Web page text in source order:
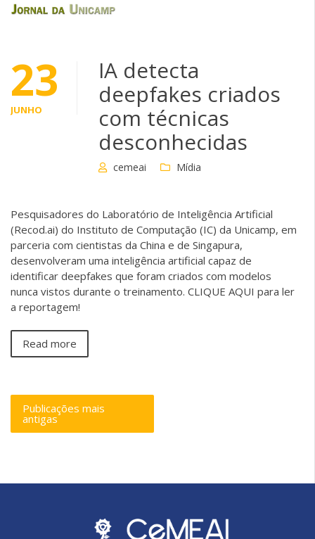
23
JUNHO
IA detecta
deepfakes criados
com técnicas
desconhecidas
cemeai Mídia
Pesquisadores do Laboratório de Inteligência Artificial
(Recod.ai) do Instituto de Computação (IC) da Unicamp, em
parceria com cientistas da China e de Singapura,
desenvolveram uma inteligência artificial capaz de
identificar deepfakes que foram criados com modelos
nunca vistos durante o treinamento. CLIQUE AQUI para ler
a reportagem!
Read more
Publicações mais
antigas